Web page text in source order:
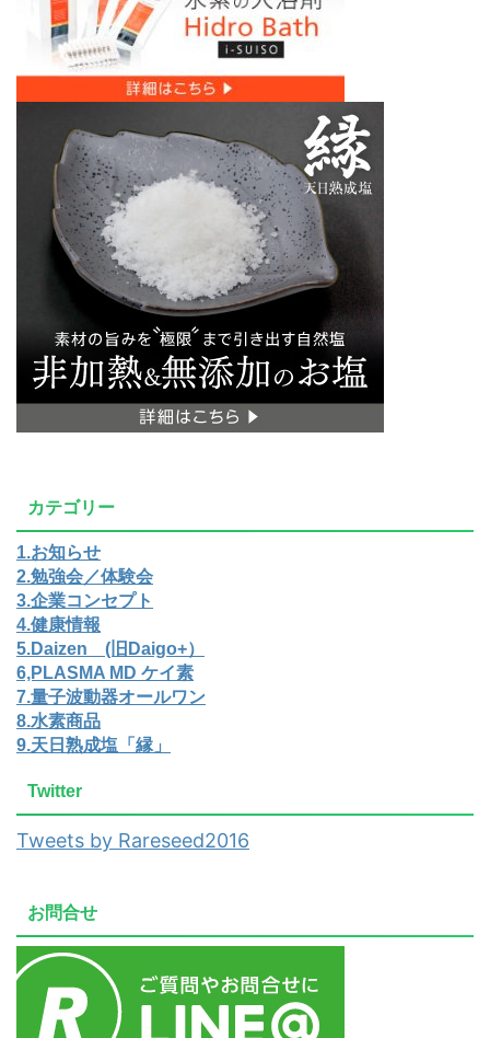
カテゴリー
1.お知らせ
2.勉強会／体験会
3.企業コンセプト
4.健康情報
5.Daizen (旧Daigo+）
6,PLASMA MD ケイ素
7.量子波動器オールワン
8.水素商品
9.天日熟成塩「縁」
Twitter
Tweets by Rareseed2016
お問合せ